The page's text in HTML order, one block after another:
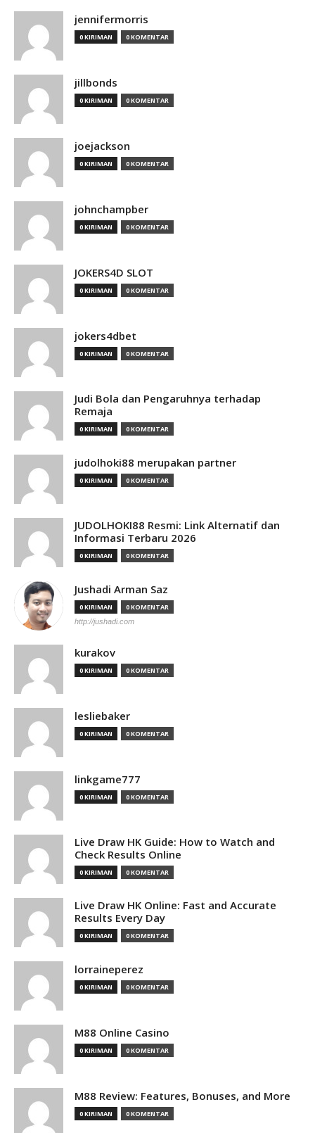
jennifermorris
0 KIRIMAN 0 KOMENTAR
jillbonds
0 KIRIMAN 0 KOMENTAR
joejackson
0 KIRIMAN 0 KOMENTAR
johnchampber
0 KIRIMAN 0 KOMENTAR
JOKERS4D SLOT
0 KIRIMAN 0 KOMENTAR
jokers4dbet
0 KIRIMAN 0 KOMENTAR
Judi Bola dan Pengaruhnya terhadap
Remaja
0 KIRIMAN 0 KOMENTAR
judolhoki88 merupakan partner
0 KIRIMAN 0 KOMENTAR
JUDOLHOKI88 Resmi: Link Alternatif dan
Informasi Terbaru 2026
0 KIRIMAN 0 KOMENTAR
Jushadi Arman Saz
0 KIRIMAN 0 KOMENTAR
http://jushadi.com
kurakov
0 KIRIMAN 0 KOMENTAR
lesliebaker
0 KIRIMAN 0 KOMENTAR
linkgame777
0 KIRIMAN 0 KOMENTAR
Live Draw HK Guide: How to Watch and
Check Results Online
0 KIRIMAN 0 KOMENTAR
Live Draw HK Online: Fast and Accurate
Results Every Day
0 KIRIMAN 0 KOMENTAR
lorraineperez
0 KIRIMAN 0 KOMENTAR
M88 Online Casino
0 KIRIMAN 0 KOMENTAR
M88 Review: Features, Bonuses, and More
0 KIRIMAN 0 KOMENTAR